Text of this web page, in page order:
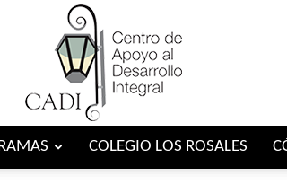
COLEGIO LOS ROSALES